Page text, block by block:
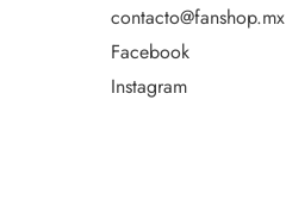
contacto@fanshop.mx
Facebook
Instagram